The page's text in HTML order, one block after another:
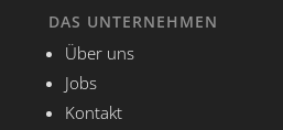
DAS UNTERNEHMEN
Über uns
Jobs
Kontakt